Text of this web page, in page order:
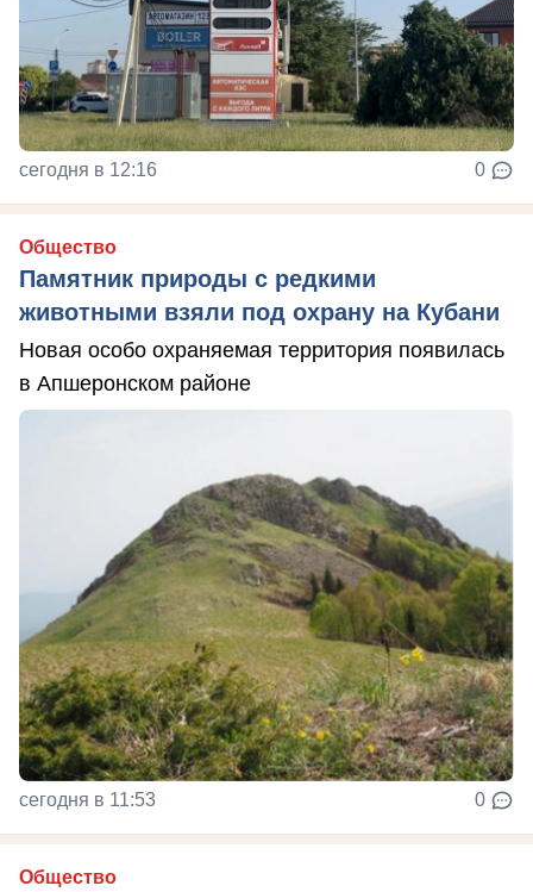
сегодня в 12:16 0
Общество
Памятник природы с редкими
животными взяли под охрану на Кубани
Новая особо охраняемая территория появилась
в Апшеронском районе
сегодня в 11:53 0
Общество